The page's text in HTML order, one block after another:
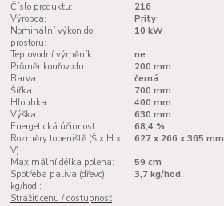
Číslo produktu:
216
Výrobca:
Prity
Nominální výkon do
prostoru:
10 kW
Teplovodní výměník:
ne
Průměr kouřovodu:
200 mm
Barva:
černá
Šířka:
700 mm
Hloubka:
400 mm
Výška:
630 mm
Energetická účinnost:
68,4 %
Rozměry topeniště (Š x H x
V):
627 х 266 х 365 mm
Maximální délka polena:
59 cm
Spotřeba paliva (dřevo)
kg/hod.:
3,7 kg/hod.
Strážiť cenu / dostupnosť